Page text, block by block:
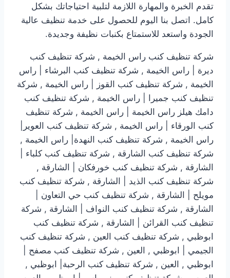
تقدم الخبرة والمهارة اللازمة لتلبية احتياجاتك بشكل
كامل. اتصل بنا اليوم للحصول على خدمة تنظيف عالية
الجودة واستعد للاستمتاع بكنبات نظيفة وجديدة.
شركة تنظيف كنب راس الخيمة , شركة تنظيف كنب
ديرة | راس الخيمة , شركة تنظيف كنب البرشاء | راس
الخيمة , شركة تنظيف كنب القوز | راس الخيمة , شركة
تنظيف كنب جميرا | راس الخيمة , شركة تنظيف كنب
دامك هيلز راس الخيمة | راس الخيمة , شركة تنظيف
كنب الورقاء | راس الخيمة , شركة تنظيف كنب العوير|
راس الخيمة , شركة تنظيف كنب النهدة| راس الخيمة ,
شركة تنظيف كنب الشارقة , شركة تنظيف كنب كلباء |
الشارقة , شركة تنظيف كنب خورفكان | الشارقة ,
شركة تنظيف كنب الذيد | الشارقة , شركة تنظيف كنب
مويلح | الشارقة , شركة تنظيف كنب حي التعاون |
الشارقة , شركة تنظيف كنب النواف | الشارقة , شركة
تنظيف كنب القرائن | الشارقة , شركة تنظيف كنب
ابوظبي , شركة تنظيف كنب العين , شركة تنظيف كنب
الجيمي | ابوظبي , العين , شركة تنظيف كنب مصفح |
ابوظبي , العين , شركة تنظيف كنب الرحبة| ابوظبي ,